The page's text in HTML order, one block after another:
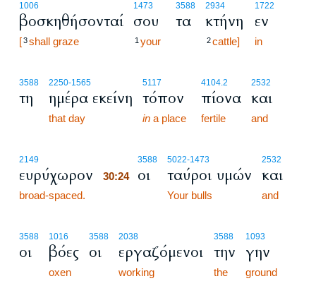
1006
βοσκηθήσονταί
[3shall graze
1473
σου
1 your
3588
τα
2934
κτήνη
2cattle]
1722
εν
in
3588
τη
2250-1565
ημέρα εκείνη
that day
5117
τόπον
in a place
4104.2
πίονα
fertile
2532
και
and
2149
ευρύχωρον
broad-spaced.
3588
30:24 οι
5022-1473
ταύροι υμών
Your bulls
2532
και
and
3588
οι
1016
βόες
oxen
3588
οι
2038
εργαζόμενοι
working
3588
την
the
1093
γην
ground